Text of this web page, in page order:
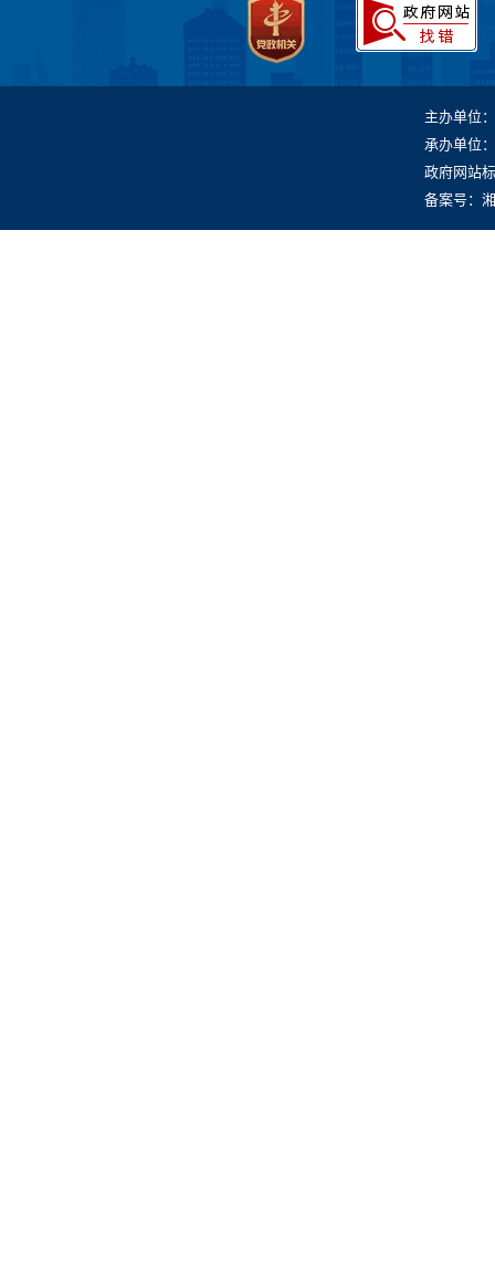
主办单位
承办单位
政府网站
备案号：